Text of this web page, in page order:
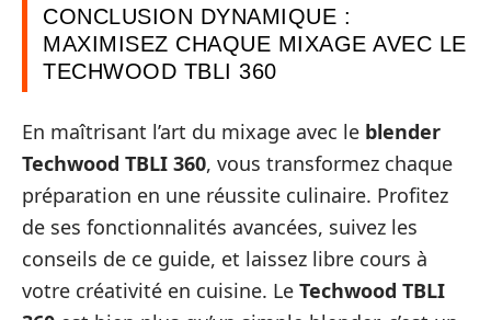
CONCLUSION DYNAMIQUE :
MAXIMISEZ CHAQUE MIXAGE AVEC LE
TECHWOOD TBLI 360
En maîtrisant l’art du mixage avec le blender
Techwood TBLI 360, vous transformez chaque
préparation en une réussite culinaire. Profitez
de ses fonctionnalités avancées, suivez les
conseils de ce guide, et laissez libre cours à
votre créativité en cuisine. Le Techwood TBLI